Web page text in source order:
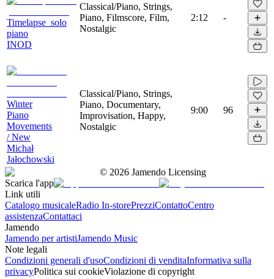
Timelapse_solo
piano
INOD
Classical/Piano, Strings,
Piano, Filmscore, Film,
Nostalgic
2:12 -
Winter
Piano
Movements
/ New
Michał
Jałochowski
Classical/Piano, Strings,
Piano, Documentary,
Improvisation, Happy,
Nostalgic
9:00 96
© 2026 Jamendo Licensing
Scarica l'app
Link utili
Catalogo musicaleRadio In-storePrezziContattoCentro
assistenzaContattaci
Jamendo
Jamendo per artistiJamendo Music
Note legali
Condizioni generali d'usoCondizioni di venditaInformativa sulla
privacyPolitica sui cookieViolazione di copyright